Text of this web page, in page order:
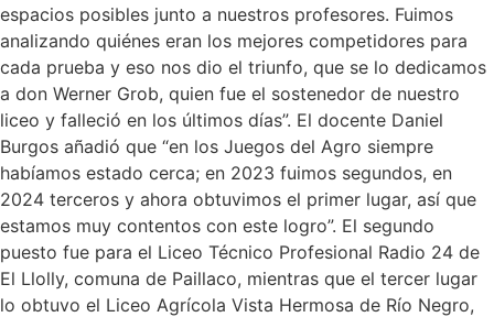
espacios posibles junto a nuestros profesores. Fuimos
analizando quiénes eran los mejores competidores para
cada prueba y eso nos dio el triunfo, que se lo dedicamos
a don Werner Grob, quien fue el sostenedor de nuestro
liceo y falleció en los últimos días”. El docente Daniel
Burgos añadió que “en los Juegos del Agro siempre
habíamos estado cerca; en 2023 fuimos segundos, en
2024 terceros y ahora obtuvimos el primer lugar, así que
estamos muy contentos con este logro”. El segundo
puesto fue para el Liceo Técnico Profesional Radio 24 de
El Llolly, comuna de Paillaco, mientras que el tercer lugar
lo obtuvo el Liceo Agrícola Vista Hermosa de Río Negro,